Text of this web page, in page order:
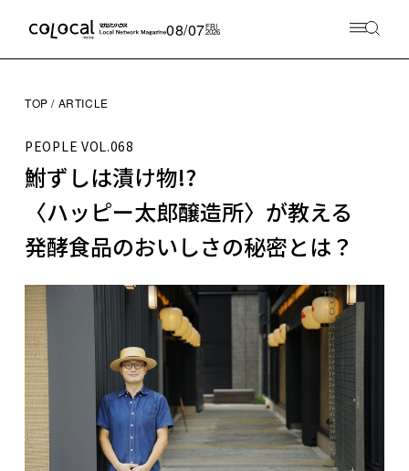
08/07FRI
2026
TOP ARTICLE
PEOPLE VOL.068
鮒ずしは漬け物!?
〈ハッピー太郎醸造所〉が教える
発酵食品のおいしさの秘密とは？